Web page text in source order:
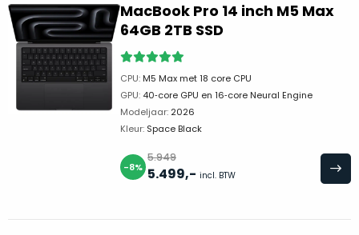
MacBook Pro 14 inch M5 Max
64GB 2TB SSD
CPU: M5 Max met 18 core CPU
GPU: 40‑core GPU en 16‑core Neural Engine
Modeljaar: 2026
Kleur: Space Black
-8%
5.949
5.499,- incl. BTW
Alleen
producten
in
topconditie
nemen
aanbod.